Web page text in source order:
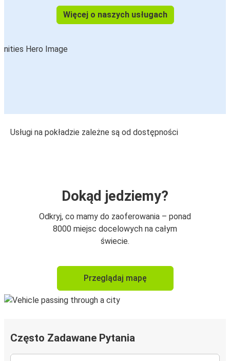
Więcej o naszych usługach
Usługi na pokładzie zależne są od dostępności
Dokąd jedziemy?
Odkryj, co mamy do zaoferowania – ponad
8000 miejsc docelowych na całym
świecie.
Przeglądaj mapę
Często Zadawane Pytania